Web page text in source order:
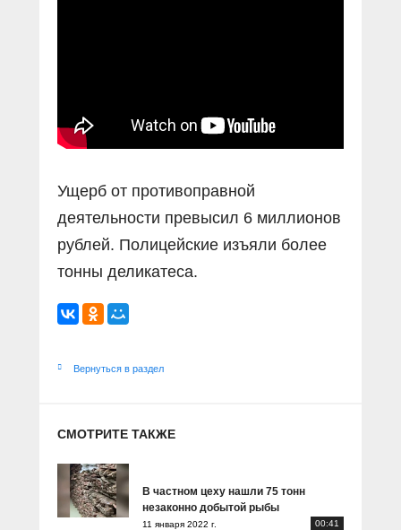
Ущерб от противоправной
деятельности превысил 6 миллионов
рублей. Полицейские изъяли более
тонны деликатеса.
Вернуться в раздел
СМОТРИТЕ ТАКЖЕ
В частном цеху нашли 75 тонн
незаконно добытой рыбы
11 января 2022 г. 00:41